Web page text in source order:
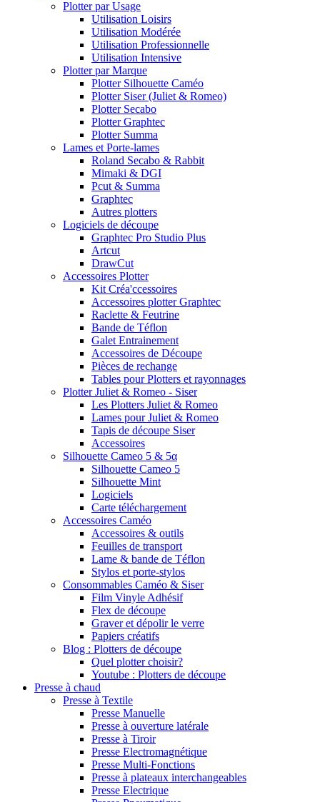
Plotter par Usage
Utilisation Loisirs
Utilisation Modérée
Utilisation Professionnelle
Utilisation Intensive
Plotter par Marque
Plotter Silhouette Caméo
Plotter Siser (Juliet & Romeo)
Plotter Secabo
Plotter Graphtec
Plotter Summa
Lames et Porte-lames
Roland Secabo & Rabbit
Mimaki & DGI
Pcut & Summa
Graphtec
Autres plotters
Logiciels de découpe
Graphtec Pro Studio Plus
Artcut
DrawCut
Accessoires Plotter
Kit Créa'ccessoires
Accessoires plotter Graphtec
Raclette & Feutrine
Bande de Téflon
Galet Entrainement
Accessoires de Découpe
Pièces de rechange
Tables pour Plotters et rayonnages
Plotter Juliet & Romeo - Siser
Les Plotters Juliet & Romeo
Lames pour Juliet & Romeo
Tapis de découpe Siser
Accessoires
Silhouette Cameo 5 & 5α
Silhouette Cameo 5
Silhouette Mint
Logiciels
Carte téléchargement
Accessoires Caméo
Accessoires & outils
Feuilles de transport
Lame & bande de Téflon
Stylos et porte-stylos
Consommables Caméo & Siser
Film Vinyle Adhésif
Flex de découpe
Graver et dépolir le verre
Papiers créatifs
Blog : Plotters de découpe
Quel plotter choisir?
Youtube : Plotters de découpe
Presse à chaud
Presse à Textile
Presse Manuelle
Presse à ouverture latérale
Presse à Tiroir
Presse Electromagnétique
Presse Multi-Fonctions
Presse à plateaux interchangeables
Presse Electrique